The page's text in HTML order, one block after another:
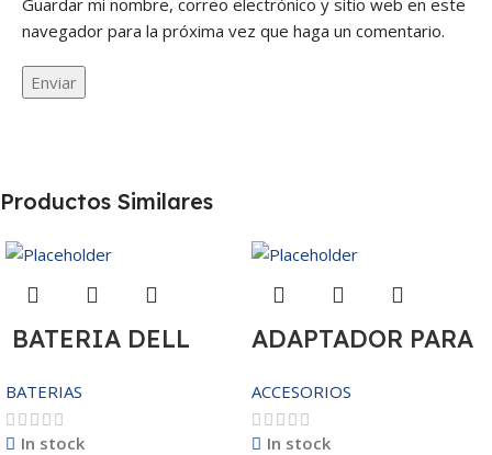
navegador para la próxima vez que haga un comentario.
Productos Similares
BATERIA DELL
3521/5421/3425
14.8V
BATERIAS
In stock
ADAPTADOR PARA
20W
ACCESORIOS
In stock